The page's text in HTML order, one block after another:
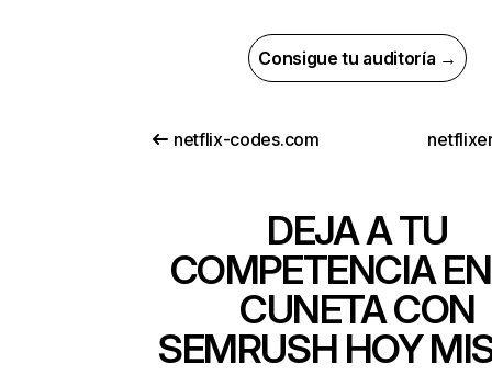
Consigue tu auditoría →
netflix-codes.com
DEJA A TU
COMPETENCIA
CUNETA CON
SEMRUSH HOY